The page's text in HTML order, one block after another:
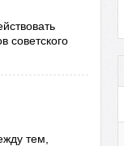
советского
тем,